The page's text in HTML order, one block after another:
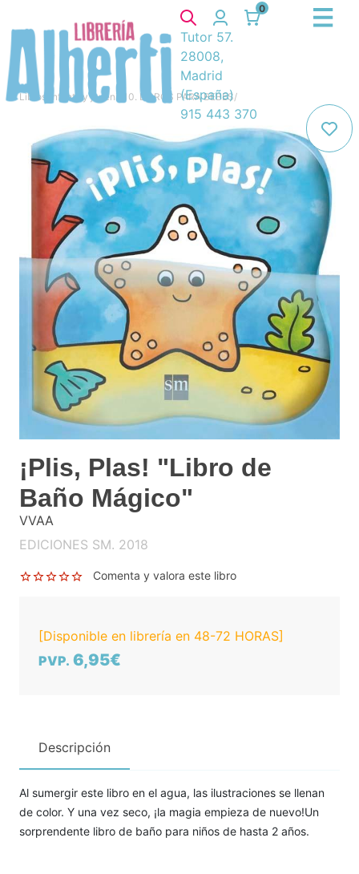
0
Tutor 57.
28008,
Madrid
(España)
915 443 370
Libros Infantil y juvenil 10. LIBROS PARA BEBES/
¡Plis, Plas! "Libro de
Baño Mágico"
VVAA
EDICIONES SM. 2018
Comenta y valora este libro
[Disponible en librería en 48-72 HORAS]
PVP. 6,95€
Descripción
Al sumergir este libro en el agua, las ilustraciones se llenan
de color. Y una vez seco, ¡la magia empieza de nuevo!Un
sorprendente libro de baño para niños de hasta 2 años.